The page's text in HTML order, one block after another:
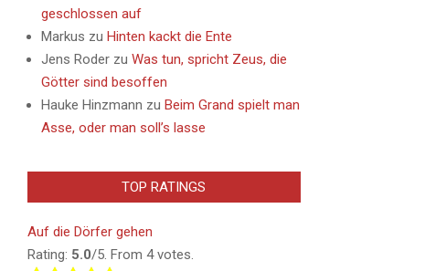
geschlossen auf
Markus zu Hinten kackt die Ente
Jens Roder zu Was tun, spricht Zeus, die
Götter sind besoffen
Hauke Hinzmann zu Beim Grand spielt man
Asse, oder man soll’s lasse
TOP RATINGS
Auf die Dörfer gehen
Rating: 5.0/5. From 4 votes.